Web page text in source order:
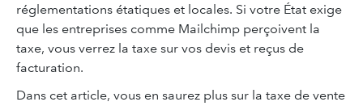
réglementations étatiques et locales. Si votre État exige
que les entreprises comme Mailchimp perçoivent la
taxe, vous verrez la taxe sur vos devis et reçus de
facturation.
Dans cet article, vous en saurez plus sur la taxe de vente